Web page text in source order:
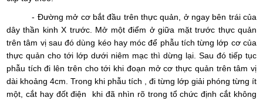
- Đường mở cơ bắt đầu trên thực quản, ở ngay bên trái của
dây thần kinh X trước. Mở một điểm ở giữa mặt trước thực quản
trên tâm vị sau đó dùng kéo hay móc để phẫu tích từng lớp cơ của
thực quản cho tới lớp dưới niêm mạc thì dừng lại. Sau đó tiếp tục
phẫu tích đi lên trên cho tới khi đoạn mở cơ thực quản trên tâm vị
dài khoảng 4cm. Trong khi phẫu tích , đi từng lớp giải phóng từng ít
một, cắt hay đốt điện khi đã nhìn rõ trong tổ chức định cắt không